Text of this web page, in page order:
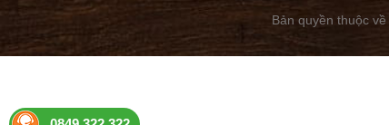
Bản quyền thuộc về